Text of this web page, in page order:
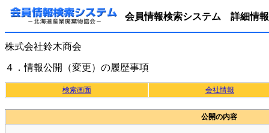
会員情報検索システム 詳細情報
株式会社鈴木商会
４．情報公開（変更）の履歴事項
検索画面 会社情報
公開の内容